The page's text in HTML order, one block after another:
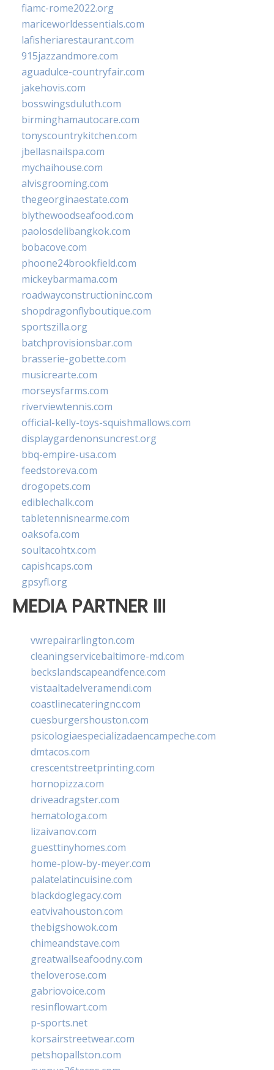
fiamc-rome2022.org
mariceworldessentials.com
lafisheriarestaurant.com
915jazzandmore.com
aguadulce-countryfair.com
jakehovis.com
bosswingsduluth.com
birminghamautocare.com
tonyscountrykitchen.com
jbellasnailspa.com
mychaihouse.com
alvisgrooming.com
thegeorginaestate.com
blythewoodseafood.com
paolosdelibangkok.com
bobacove.com
phoone24brookfield.com
mickeybarmama.com
roadwayconstructioninc.com
shopdragonflyboutique.com
sportszilla.org
batchprovisionsbar.com
brasserie-gobette.com
musicrearte.com
morseysfarms.com
riverviewtennis.com
official-kelly-toys-squishmallows.com
displaygardenonsuncrest.org
bbq-empire-usa.com
feedstoreva.com
drogopets.com
ediblechalk.com
tabletennisnearme.com
oaksofa.com
soultacohtx.com
capishcaps.com
gpsyfl.org
MEDIA PARTNER III
vwrepairarlington.com
cleaningservicebaltimore-md.com
beckslandscapeandfence.com
vistaaltadelveramendi.com
coastlinecateringnc.com
cuesburgershouston.com
psicologiaespecializadaencampeche.com
dmtacos.com
crescentstreetprinting.com
hornopizza.com
driveadragster.com
hematologa.com
lizaivanov.com
guesttinyhomes.com
home-plow-by-meyer.com
palatelatincuisine.com
blackdoglegacy.com
eatvivahouston.com
thebigshowok.com
chimeandstave.com
greatwallseafoodny.com
theloverose.com
gabriovoice.com
resinflowart.com
p-sports.net
korsairstreetwear.com
petshopallston.com